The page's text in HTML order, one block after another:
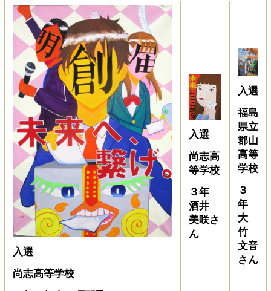
入選
尚志高等学校
入選
尚志高
等学校
３年
酒井
美咲さ
ん
入選
福島
県立
郡山
高等
学校
３
年
大
竹
文音
さん